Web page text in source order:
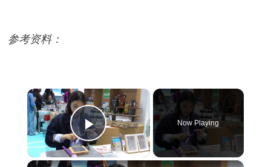
参考资料：
×
Play Video
Now Playing
×